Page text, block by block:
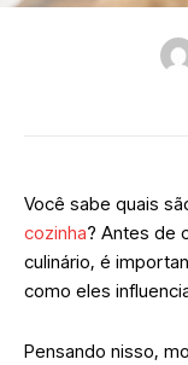
Você sabe quais
cozinha? Antes de
culinário, é
como eles
Pensando nisso,